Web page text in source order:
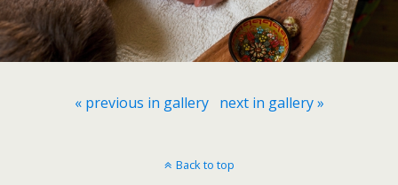
« previous in gallery next in gallery »
Back to top